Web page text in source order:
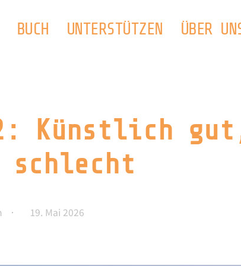
BUCH UNTERSTÜTZEN ÜBER
Künstlich
19. Mai 2026